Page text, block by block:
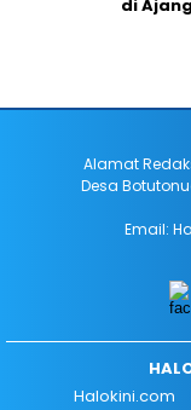
di
Alamat
Desa
Email:
Halokini.com